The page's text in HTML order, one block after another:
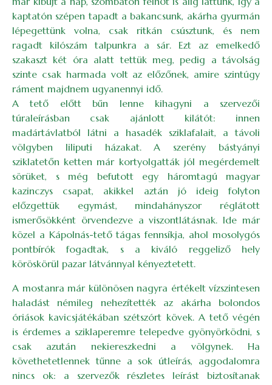
kaptatón szépen tapadt a bakancsunk, akárha gyurmán
lépegettünk volna, csak ritkán csúsztunk, és nem
ragadt kilószám talpunkra a sár. Ezt az emelkedő
szakaszt két óra alatt tettük meg, pedig a távolság
szinte csak harmada volt az előzőnek, amire szintúgy
ráment majdnem ugyanennyi idő.
A tető előtt bűn lenne kihagyni a szervezői
túraleírásban csak ajánlott kilátót: innen
madártávlatból látni a hasadék sziklafalait, a távoli
völgyben liliputi házakat. A szerény bástyányi
sziklatetőn ketten már kortyolgatták jól megérdemelt
sörüket, s még befutott egy háromtagú magyar
kazinczys csapat, akikkel aztán jó ideig folyton
előzgettük egymást, mindahányszor réglátott
ismerősökként örvendezve a viszontlátásnak. Ide már
közel a Kápolnás-tető tágas fennsíkja, ahol mosolygós
pontbírók fogadtak, s a kiváló reggeliző hely
köröskörül pazar látvánnyal kényeztetett.
A mostanra már különösen nagyra értékelt vízszintesen
haladást némileg nehezítették az akárha bolondos
óriások kavicsjátékában szétszórt kövek. A tető végén
is érdemes a sziklaperemre telepedve gyönyörködni, s
csak azután nekiereszkedni a völgynek. Ha
követhetetlennek tűnne a sok útleírás, aggodalomra
nincs ok: a szervezők részletes leírást biztosítanak